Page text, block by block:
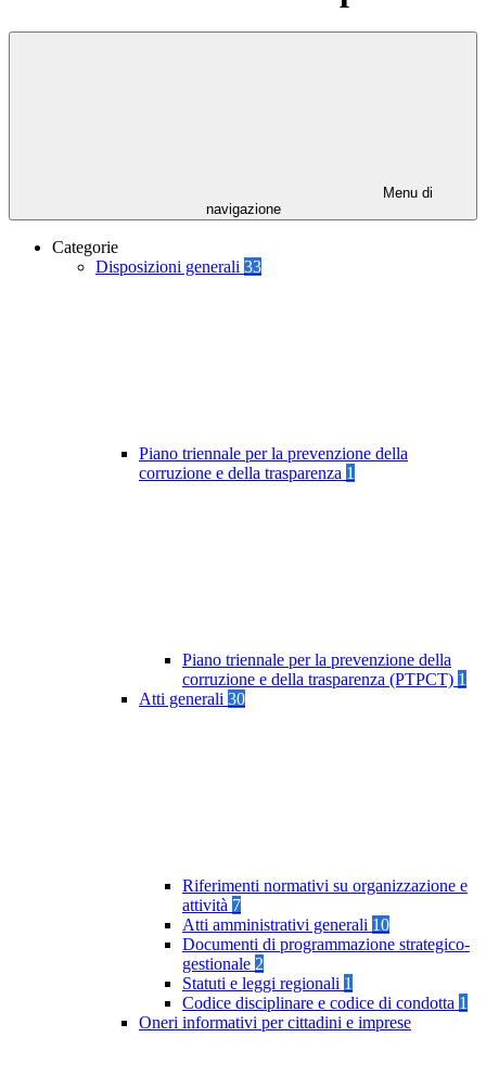
Menu di
navigazione
Categorie
Disposizioni generali 33
Piano triennale per la prevenzione della
corruzione e della trasparenza 1
Piano triennale per la prevenzione della
corruzione e della trasparenza (PTPCT) 1
Atti generali 30
Riferimenti normativi su organizzazione e
attività 7
Atti amministrativi generali 10
Documenti di programmazione strategico-
gestionale 2
Statuti e leggi regionali 1
Codice disciplinare e codice di condotta 1
Oneri informativi per cittadini e imprese